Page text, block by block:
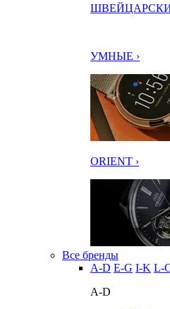
УМНЫЕ ›
ORIENT ›
Все бренды
A-D E-G I-K L-
A-D